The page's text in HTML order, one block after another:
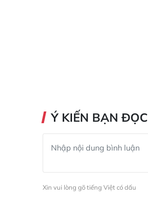
Ý KIẾN BẠN ĐỌC
Xin vui lòng gõ tiếng Việt có dấu